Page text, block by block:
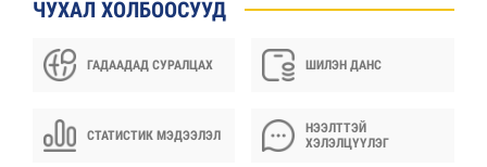
ЧУХАЛ ХОЛБООСУУД
ГАДААДАД СУРАЛЦАХ ШИЛЭН ДАНС
СТАТИСТИК МЭДЭЭЛЭЛ
НЭЭЛТТЭЙ
ХЭЛЭЛЦҮҮЛЭГ